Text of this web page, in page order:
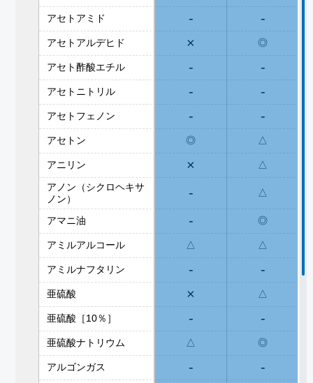
アセトアミド - -
アセトアルデヒド × ◎
アセト酢酸エチル - -
アセトニトリル - -
アセトフェノン - -
アセトン ◎ △
アニリン ×
△
アノン（シクロヘキサ
ノン）
- △
アマニ油 - ◎
アミルアルコール △ △
アミルナフタリン - -
亜硫酸 × △
亜硫酸［10％］ - -
亜硫酸ナトリウム △ ◎
アルゴンガス - -